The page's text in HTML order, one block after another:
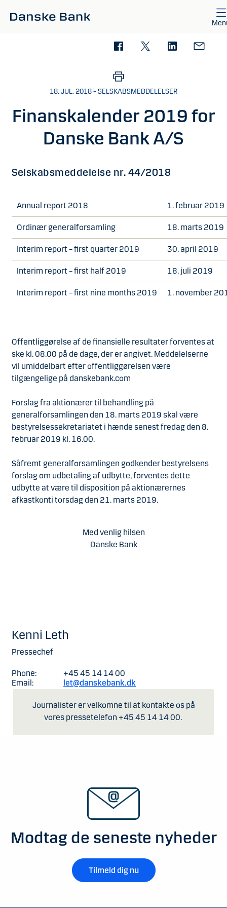
18. JUL. 2018 – SELSKABSMEDDELELSER
Finanskalender 2019 for
Danske Bank A/S
Selskabsmeddelelse nr. 44/2018
Annual report 2018 1. februar 2019
Ordinær generalforsamling 18. marts 2019
Interim report – first quarter 2019 30. april 2019
Interim report – first half 2019 18. juli 2019
Interim report – first nine months 2019 1. november
Offentliggørelse af de finansielle resultater forventes at
ske kl. 08.00 på de dage, der er angivet. Meddelelserne
vil umiddelbart efter offentliggørelsen være
tilgængelige på danskebank.com
Forslag fra aktionærer til behandling på
generalforsamlingen den 18. marts 2019 skal være
bestyrelsessekretariatet i hænde senest fredag den 8.
februar 2019 kl. 16.00.
Såfremt generalforsamlingen godkender bestyrelsens
forslag om udbetaling af udbytte, forventes dette
udbytte at være til disposition på aktionærernes
afkastkonti torsdag den 21. marts 2019.
Med venlig hilsen
Danske Bank
Kenni Leth
Pressechef
Phone:
+45 45 14 14 00
Email:
let@danskebank.dk
Journalister er velkomne til at kontakte os på
vores pressetelefon +45 45 14 14 00.
Modtag de seneste nyheder
Tilmeld dig nu